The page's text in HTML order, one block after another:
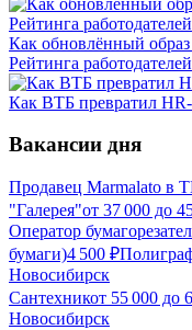
Как обновлённый
Рейтинга работодателей
Как ВТБ превратил
Вакансии дня
Продавец Marmalato в
"Галерея"от 37 000 до
Оператор
бумаги)4 500 ₽
Новосибирск
Сантехникот 55 000 до
Новосибирск